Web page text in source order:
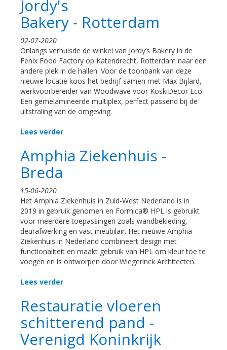
Jordy's
Bakery - Rotterdam
02-07-2020
Onlangs verhuisde de winkel van Jordy’s Bakery in de
Fenix Food Factory op Katendrecht, Rotterdam naar een
andere plek in de hallen. Voor de toonbank van deze
nieuwe locatie koos het bedrijf samen met Max Bijlard,
werkvoorbereider van Woodwave voor KoskiDecor Eco.
Een gemelamineerde multiplex, perfect passend bij de
uitstraling van de omgeving.
Lees verder
Amphia Ziekenhuis -
Breda
15-06-2020
Het Amphia Ziekenhuis in Zuid-West Nederland is in
2019 in gebruik genomen en Formica® HPL is gebruikt
voor meerdere toepassingen zoals wandbekleding,
deurafwerking en vast meubilair. Het nieuwe Amphia
Ziekenhuis in Nederland combineert design met
functionaliteit en maakt gebruik van HPL om kleur toe te
voegen en is ontworpen door Wiegerinck Architecten.
Lees verder
Restauratie vloeren
schitterend pand -
Verenigd Koninkrijk